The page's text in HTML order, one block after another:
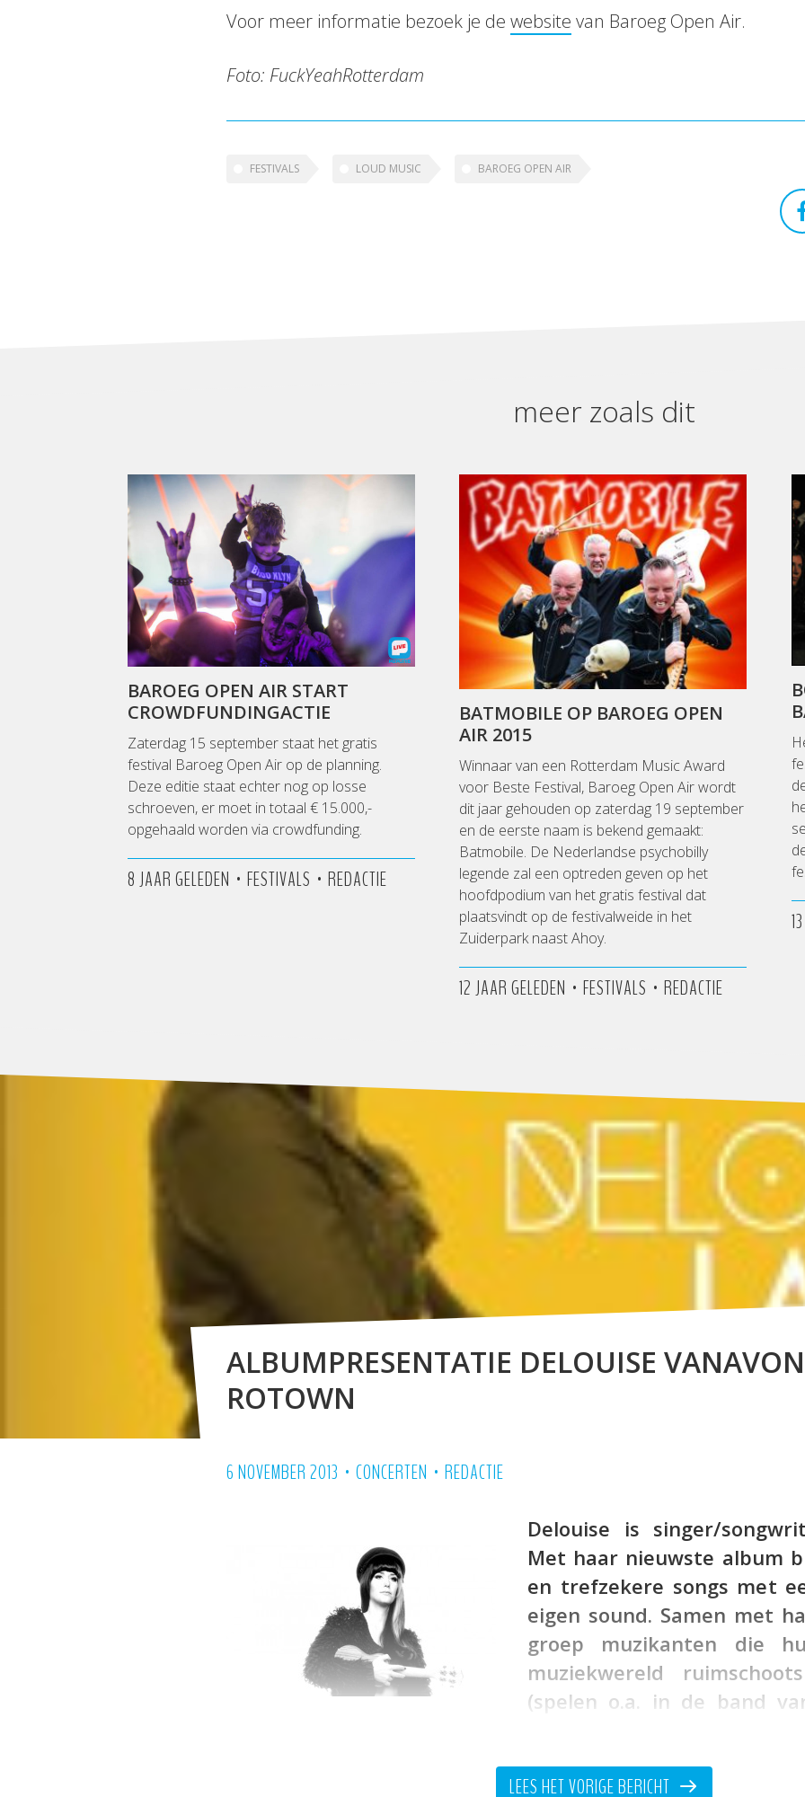
Voor meer informatie bezoek je de website van Baroeg Open Air.
Foto: FuckYeahRotterdam
FESTIVALS LOUD MUSIC BAROEG OPEN AIR
meer zoals dit
BAROEG OPEN AIR START
CROWDFUNDINGACTIE
Zaterdag 15 september staat het gratis
festival Baroeg Open Air op de planning.
Deze editie staat echter nog op losse
schroeven, er moet in totaal € 15.000,-
opgehaald worden via crowdfunding.
8 JAAR GELEDEN • FESTIVALS • REDACTIE
BATMOBILE OP BAROEG OPEN
AIR 2015
Winnaar van een Rotterdam Music Award
voor Beste Festival, Baroeg Open Air wordt
dit jaar gehouden op zaterdag 19 september
en de eerste naam is bekend gemaakt:
Batmobile. De Nederlandse psychobilly
legende zal een optreden geven op het
hoofdpodium van het gratis festival dat
plaatsvindt op de festivalweide in het
Zuiderpark naast Ahoy.
12 JAAR GELEDEN • FESTIVALS • REDACTIE
ALBUMPRESENTATIE DELOUISE
ROTOWN
6 NOVEMBER 2013 • CONCERTEN • REDACTIE
Delouise is singer/
Met haar nieuwste album
en trefzekere songs met
eigen sound. Samen met
groep muzikanten die
muziekwereld
(spelen o.a. in de band
intiem album, met een warm geluid en zowel tekstueel
LEES HET VORIGE BERICHT